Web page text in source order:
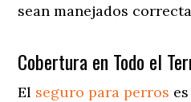
sean manejados
Cobertura en Todo el
El seguro para perros